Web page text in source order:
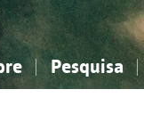
Pesquisa